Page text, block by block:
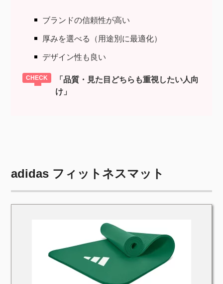
ブランドの信頼性が高い
厚みを選べる（用途別に最適化）
デザイン性も良い
「品質・見た目どちらも重視したい人向
け」
adidas フィットネスマット